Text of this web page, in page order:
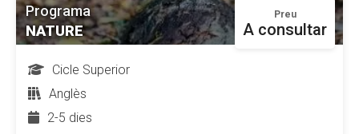
Programa
NATURE
Preu
A consultar
Cicle Superior
Anglès
2-5 dies